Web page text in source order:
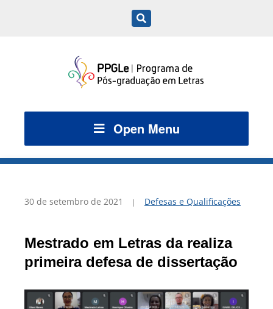
Open Menu
30 de setembro de 2021 Defesas e Qualificações
Mestrado em Letras da realiza
primeira defesa de dissertação